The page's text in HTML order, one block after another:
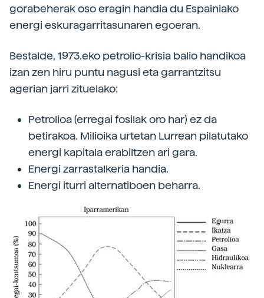
gorabeherak oso eragin handia du Espainiako
energi eskuragarritasunaren egoeran.
Bestalde, 1973.eko petrolio-krisia balio handikoa
izan zen hiru puntu nagusi eta garrantzitsu
agerian jarri zituelako:
Petrolioa (erregai fosilak oro har) ez da
betirakoa. Milioika urtetan Lurrean pilatutako
energi kapitala erabiltzen ari gara.
Energi zarrastalkeria handia.
Energi iturri alternatiboen beharra.